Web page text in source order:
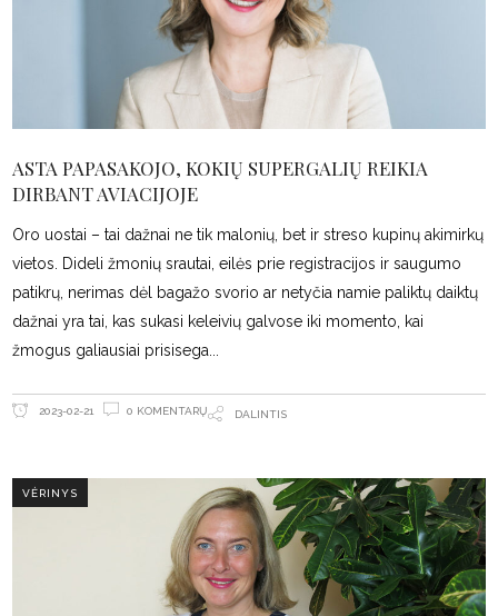
ASTA PAPASAKOJO, KOKIŲ SUPERGALIŲ REIKIA
DIRBANT AVIACIJOJE
Oro uostai – tai dažnai ne tik malonių, bet ir streso kupinų akimirkų
vietos. Dideli žmonių srautai, eilės prie registracijos ir saugumo
patikrų, nerimas dėl bagažo svorio ar netyčia namie paliktų daiktų
dažnai yra tai, kas sukasi keleivių galvose iki momento, kai
žmogus galiausiai prisisega
2023-02-21 0 KOMENTARŲ DALINTIS
VĖRINYS